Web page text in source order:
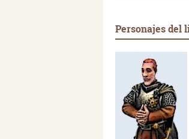
Personajes del